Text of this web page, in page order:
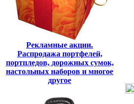
Рекламные акции.
Распродажа портфелей,
портпледов, дорожных сумок,
настольных наборов и многое
другое